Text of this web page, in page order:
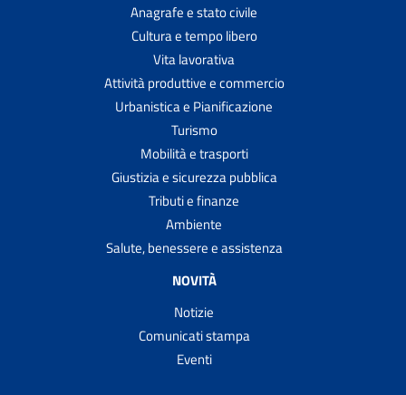
Anagrafe e stato civile
Cultura e tempo libero
Vita lavorativa
Attività produttive e commercio
Urbanistica e Pianificazione
Turismo
Mobilità e trasporti
Giustizia e sicurezza pubblica
Tributi e finanze
Ambiente
Salute, benessere e assistenza
NOVITÀ
Notizie
Comunicati stampa
Eventi